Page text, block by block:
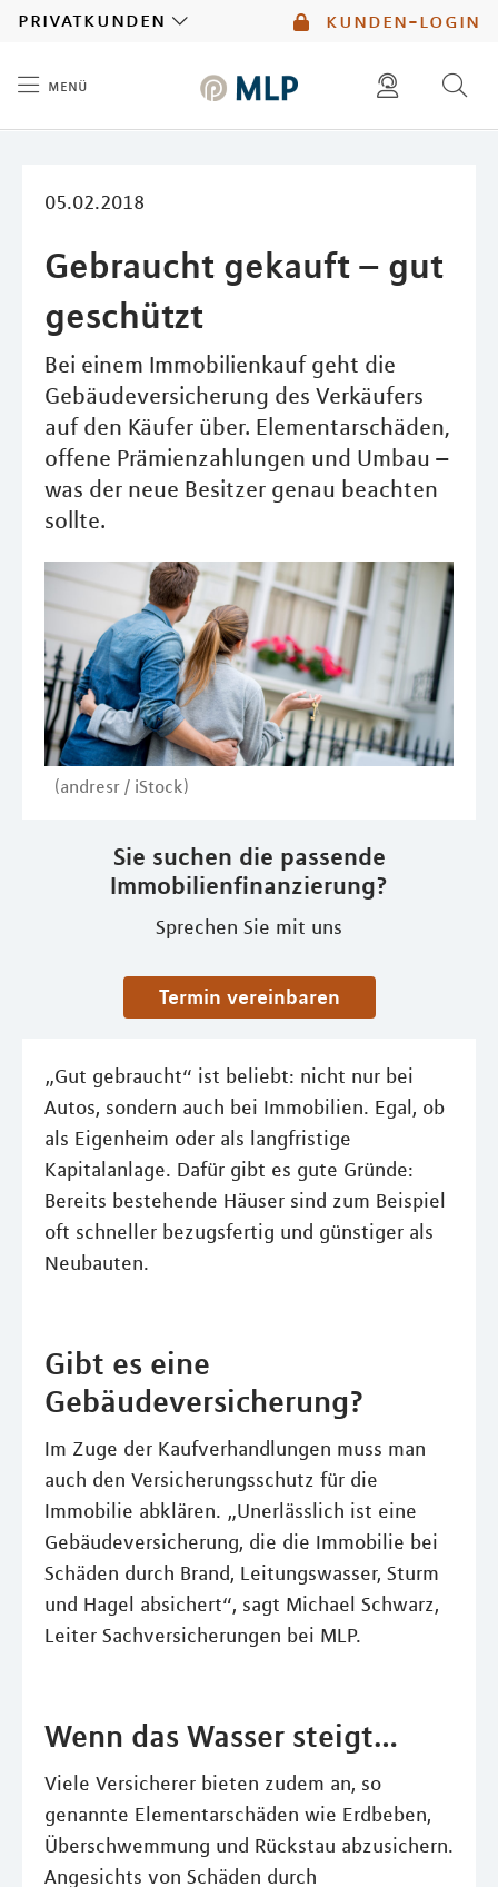
kunden-login
privatkunden
menü
05.02.2018
Gebraucht gekauft – gut
geschützt
Bei einem Immobilienkauf geht die
Gebäudeversicherung des Verkäufers
auf den Käufer über. Elementarschäden,
offene Prämienzahlungen und Umbau –
was der neue Besitzer genau beachten
sollte.
(andresr / iStock)
Sie suchen die passende
Immobilienfinanzierung?
Sprechen Sie mit uns
Termin vereinbaren
„Gut gebraucht“ ist beliebt: nicht nur bei
Autos, sondern auch bei Immobilien. Egal, ob
als Eigenheim oder als langfristige
Kapitalanlage. Dafür gibt es gute Gründe:
Bereits bestehende Häuser sind zum Beispiel
oft schneller bezugsfertig und günstiger als
Neubauten.
Gibt es eine
Gebäudeversicherung?
Im Zuge der Kaufverhandlungen muss man
auch den Versicherungsschutz für die
Immobilie abklären. „Unerlässlich ist eine
Gebäudeversicherung, die die Immobilie bei
Schäden durch Brand, Leitungswasser, Sturm
und Hagel absichert“, sagt Michael Schwarz,
Leiter Sachversicherungen bei MLP.
Wenn das Wasser steigt…
Viele Versicherer bieten zudem an, so
genannte Elementarschäden wie Erdbeben,
Überschwemmung und Rückstau abzusichern.
Angesichts von Schäden durch